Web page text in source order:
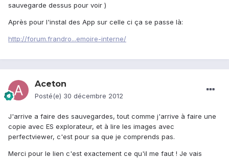
sauvegarde dessus pour voir )
Après pour l'instal des App sur celle ci ça se passe là:
http://forum.frandro...emoire-interne/
Aceton
Posté(e) 30 décembre 2012
J'arrive a faire des sauvegardes, tout comme j'arrive à faire une
copie avec ES explorateur, et à lire les images avec
perfectviewer, c'est pour sa que je comprends pas.
Merci pour le lien c'est exactement ce qu'il me faut ! Je vais